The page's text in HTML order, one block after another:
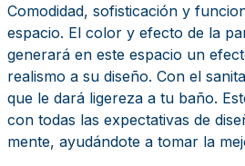
Comodidad, sofisticación y
espacio. El color y efecto de la
generará en este espacio un
realismo a su diseño. Con el
que le dará ligereza a tu baño.
con todas las expectativas de
mente, ayudándote a tomar la